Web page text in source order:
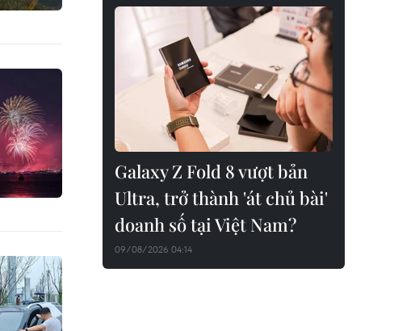
Galaxy Z Fold 8 vượt bản
Ultra, trở thành 'át chủ bài'
doanh số tại Việt Nam?
09/08/2026 04:14